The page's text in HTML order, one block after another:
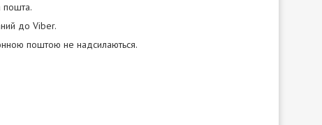
пошта.
до Viber.
поштою не надсилаються.